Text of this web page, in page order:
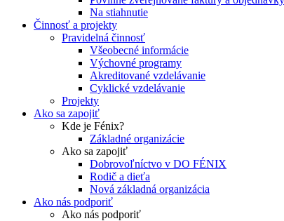
Na stiahnutie
Činnosť a projekty
Pravidelná činnosť
Všeobecné informácie
Výchovné programy
Akreditované vzdelávanie
Cyklické vzdelávanie
Projekty
Ako sa zapojiť
Kde je Fénix?
Základné organizácie
Ako sa zapojiť
Dobrovoľníctvo v DO FÉNIX
Rodič a dieťa
Nová základná organizácia
Ako nás podporiť
Ako nás podporiť